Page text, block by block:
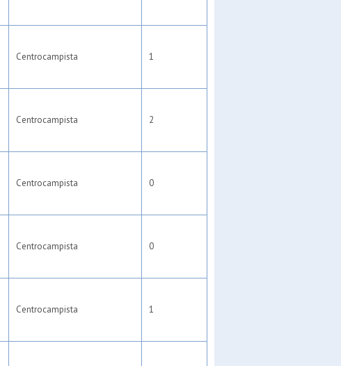
Centrocampista 1
Centrocampista 2
Centrocampista 0
Centrocampista 0
Centrocampista 1